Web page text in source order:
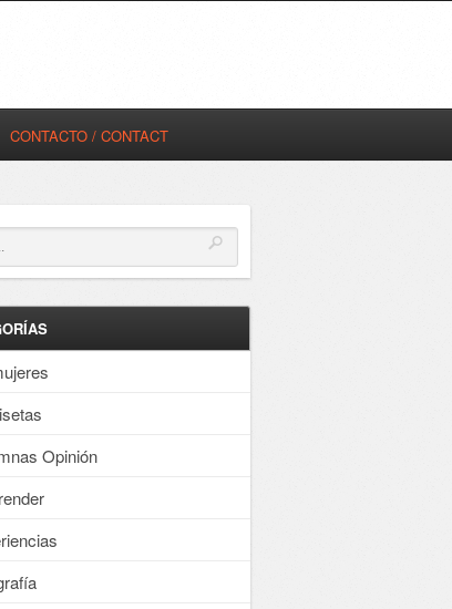
CONTACTO / CONTACT
Opinión